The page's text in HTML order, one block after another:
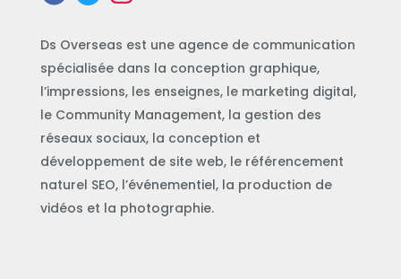
Ds Overseas est une agence de communication
spécialisée dans la conception graphique,
l’impressions, les enseignes, le marketing digital,
le Community Management, la gestion des
réseaux sociaux, la conception et
développement de site web, le référencement
naturel SEO, l’événementiel, la production de
vidéos et la photographie.